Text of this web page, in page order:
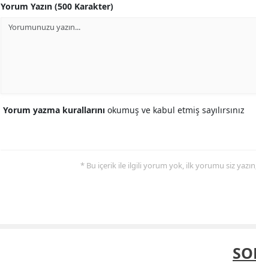
Yorum Yazın (500 Karakter)
Yorum yazma kurallarını okumuş ve kabul etmiş sayılırsınız
* Bu içerik ile ilgili yorum yok, ilk yorumu siz